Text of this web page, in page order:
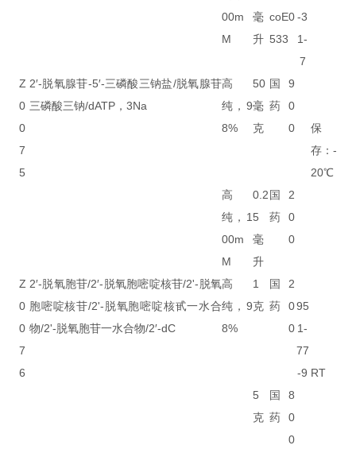
00m
M
毫
升
coE
533
0 -3
1-
7
Z
0
0
7
5
2′-脱氧腺苷-5′-三磷酸三钠盐/脱氧腺苷
三磷酸三钠/dATP，3Na
高
纯，9
8%
50
毫
克
国
药
9
0
0
保
存：-
20℃
高
纯，1
00m
M
0.2
5
毫
升
国
药
2
0
0
Z
0
0
7
6
2′-脱氧胞苷/2′-脱氧胞嘧啶核苷/2'-脱氧
胞嘧啶核苷/2'-脱氧胞嘧啶核甙一水合
物/2'-脱氧胞苷一水合物/2′-dC
高
纯，9
8%
1
克
国
药
2
0
0
95
1-
77
-9 RT
5
克
国
药
8
0
0